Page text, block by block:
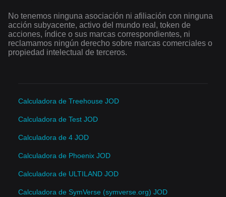
No tenemos ninguna asociación ni afiliación con ninguna
acción subyacente, activo del mundo real, token de
acciones, índice o sus marcas correspondientes, ni
reclamamos ningún derecho sobre marcas comerciales o
propiedad intelectual de terceros.
Calculadora de Treehouse JOD
Calculadora de Test JOD
Calculadora de 4 JOD
Calculadora de Phoenix JOD
Calculadora de ULTILAND JOD
Calculadora de SymVerse (symverse.org) JOD